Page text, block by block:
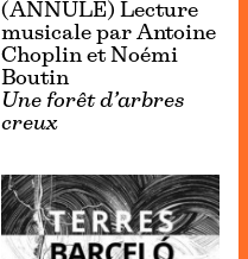
(ANNULÉ) Lecture
musicale par Antoine
Choplin et Noémi
Boutin
Une forêt d’arbres
creux